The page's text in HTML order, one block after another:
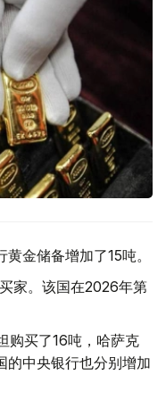
金储备增加了15吨。
家。该国在2026年第
购买了16吨，哈萨克
的中央银行也分别增加